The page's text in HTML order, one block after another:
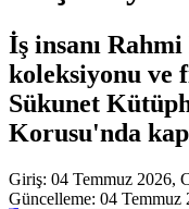
İş insanı
koleksiyonu ve
Sükunet
Korusu'nda
Giriş: 04 Temmuz 2026,
Güncelleme: 04 Temmuz